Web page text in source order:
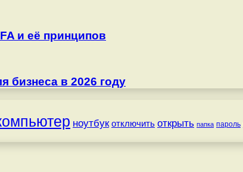
и её принципов
бизнеса в 2026 году
ноутбук отключить открыть папка пароль